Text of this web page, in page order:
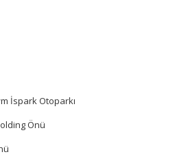
İspark Otoparkı
Önü